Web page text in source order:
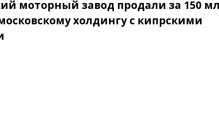
моторный завод продали за 150
холдингу с кипрскими